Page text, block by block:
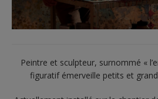
Peintre et sculpteur, surnommé «
figuratif émerveille petits et